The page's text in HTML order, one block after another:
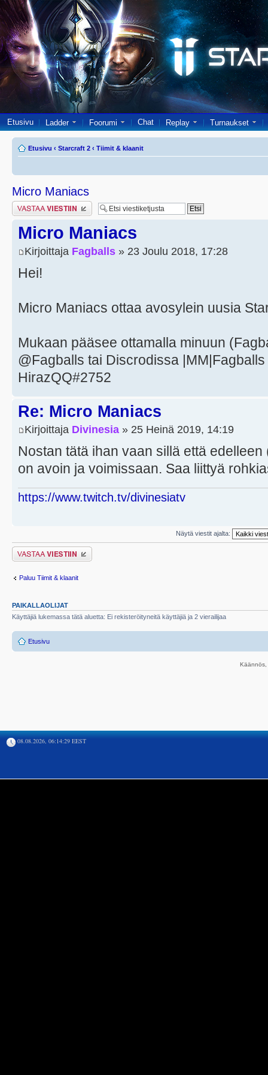
Etusivu Ladder Foorumi Chat Replay Turnaukset
Etusivu ‹ Starcraft 2 ‹ Tiimit & klaanit
Micro Maniacs
Lähetä vastaus
Micro Maniacs
Kirjoittaja Fagballs » 23 Joulu 2018, 17:28
Hei!
Micro Maniacs ottaa avosylein uusia
Mukaan pääsee ottamalla minuun
@Fagballs tai Discrodissa
HirazQQ#2752
Re: Micro Maniacs
Kirjoittaja Divinesia » 25 Heinä 2019, 14:19
Nostan tätä ihan vaan sillä että
on avoin ja voimissaan. Saa liittyä
https://www.twitch.tv/divinesiatv
Näytä viestit ajalta:
Lähetä vastaus
Paluu Tiimit & klaanit
PAIKALLAOLIJAT
Käyttäjiä lukemassa tätä aluetta: Ei rekisteröityneitä käyttäjiä ja 2 vierailijaa
Etusivu
08.08.2026, 06:14:29 EEST